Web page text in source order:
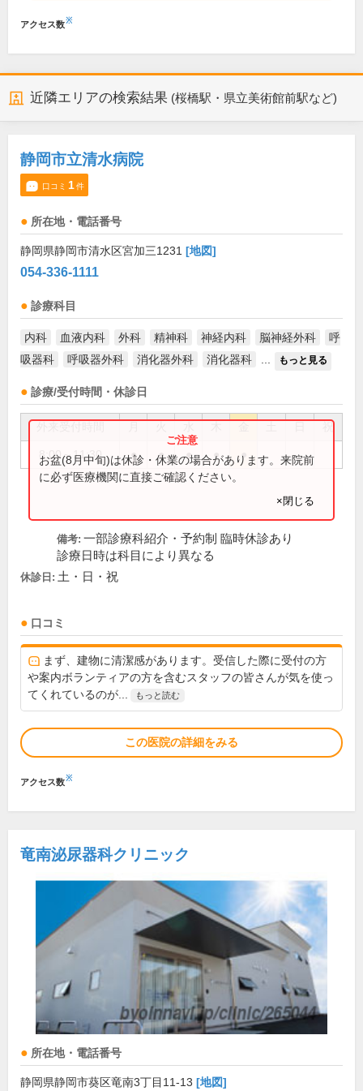
アクセス数※
近隣エリアの検索結果 (桜橋駅・県立美術館前駅など)
静岡市立清水病院
口コミ 1件
所在地・電話番号
静岡県静岡市清水区宮加三1231 [地図]
054-336-1111
診療科目
内科 血液内科 外科 精神科 神経内科 脳神経外科
呼
吸器科
呼吸器外科 消化器外科 消化器科 もっと見る
診療/受付時間・休診日
祝
8:00～11:30 ● ● ● ● ●
お盆(8月中旬)は休診・休業の場合があります。来院前
に必ず医療機関に直接ご確認ください。
×閉じる
備考: 一部診療科紹介・予約制 臨時休診あり
診療日時は科目により異なる
休診日: 土・日・祝
口コミ
まず、建物に清潔感があります。受信した際に受付の方
や案内ボランティアの方を含むスタッフの皆さんが気を使っ
てくれているのが...
もっと読む
この医院の詳細をみる
アクセス数※
竜南泌尿器科クリニック
所在地・電話番号
静岡県静岡市葵区竜南3丁目11-13 [地図]